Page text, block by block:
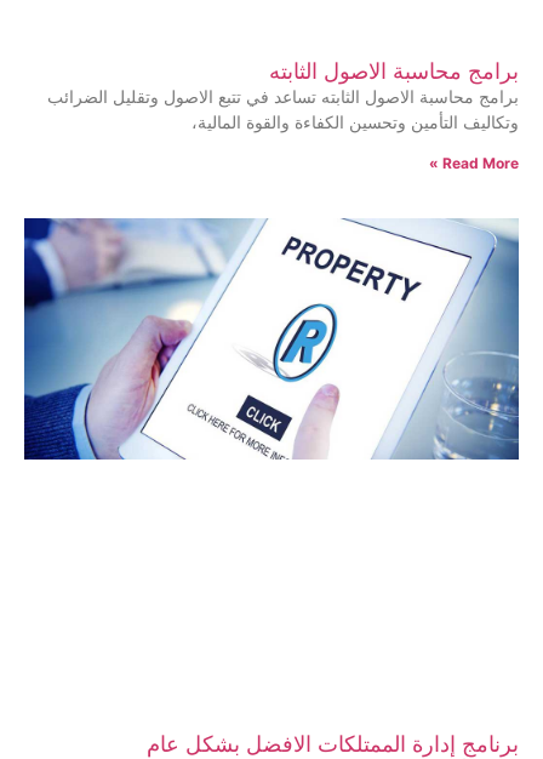
برامج محاسبة الاصول الثابته
برامج محاسبة الاصول الثابته تساعد في تتبع الاصول وتقليل الضرائب
وتكاليف التأمين وتحسين الكفاءة والقوة المالية،
Read More »
برنامج إدارة الممتلكات الافضل بشكل عام